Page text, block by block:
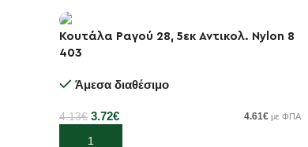
-10%
Κουτάλα Ραγού 28, 5εκ Αντικολ. Nylon 8
403
Άμεσα διαθέσιμο
4.13€ 3.72€ 4.61€ με ΦΠΑ
Προσθήκη στο καλάθι